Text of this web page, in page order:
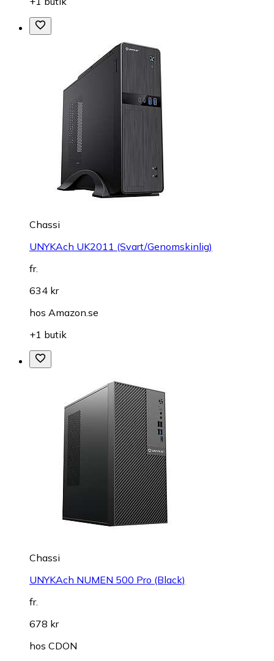
Chassi
UNYKAch UK2011 (Svart/Genomskinlig)
fr.
634 kr
hos Amazon.se
+1 butik
Chassi
UNYKAch NUMEN 500 Pro (Black)
fr.
678 kr
hos CDON